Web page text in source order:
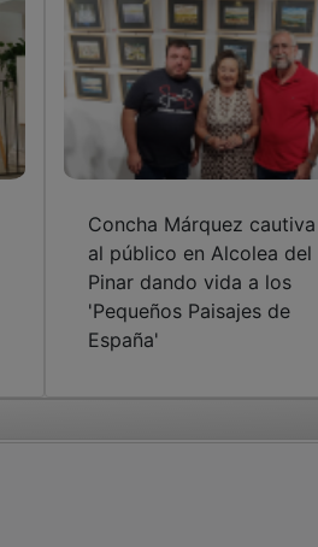
Concha Márquez cautiva
al público en Alcolea del
Pinar dando vida a los
'Pequeños Paisajes de
España'